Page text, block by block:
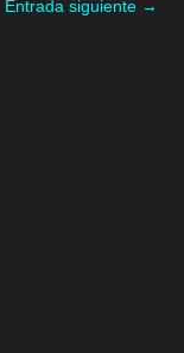
Entrada siguiente →